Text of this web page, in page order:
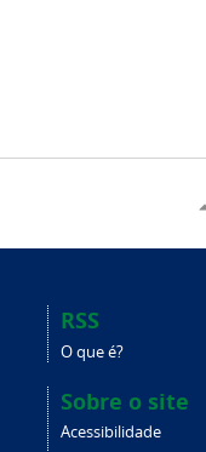
RSS
O que é?
Sobre o site
Acessibilidade